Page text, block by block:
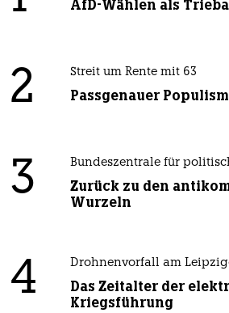
AfD-Wählen als
2 Streit um Rente mit 63
Passgenauer
3 Bundeszentrale für
Zurück zu den
Wurzeln
4 Drohnenvorfall am
Das Zeitalter der
Kriegsführung